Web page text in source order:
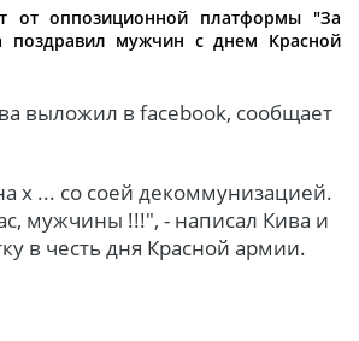
от оппозиционной платформы "За
поздравил мужчин с днем Красной
выложил в facebook, сообщает
х ... со соей декоммунизацией.
мужчины !!!", - написал Кива и
в честь дня Красной армии.